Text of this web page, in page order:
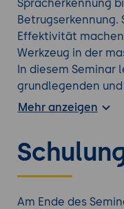
Spracherkennung
Betrugserkennung.
Effektivität
Werkzeug in der
In diesem Seminar
grundlegenden
zur Nutzung von
sowie der
einschließlich
und erweiterten
Mehr anzeigen
Am Ende des